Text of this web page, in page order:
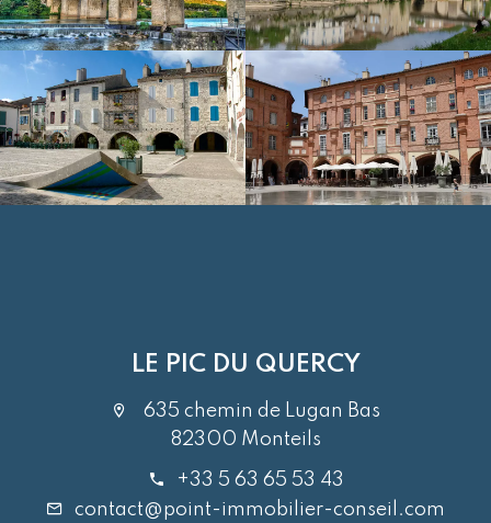
LE PIC DU QUERCY
635 chemin de Lugan Bas
82300 Monteils
+33 5 63 65 53 43
contact@point-immobilier-conseil.com